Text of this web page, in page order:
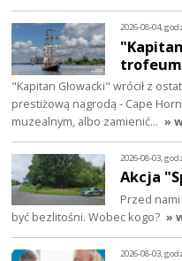
2026-08-04,
trofeum
"Kapitan Głowacki" wrócił z
prestiżową nagrodą - Cape
muzealnym, albo zamienić… »
2026-08-03,
Akcja
Przed
być bezlitośni. Wobec kogo? »
2026-08-03,